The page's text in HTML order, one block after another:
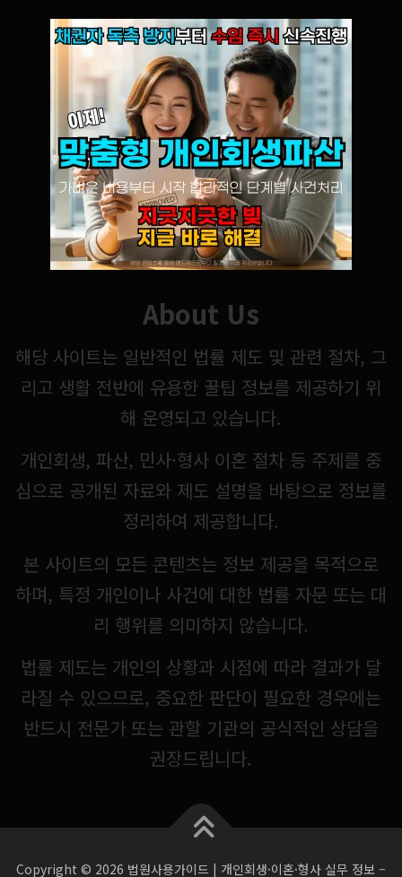
About Us
해당 사이트는 일반적인 법률 제도 및 관련 절차, 그
리고 생활 전반에 유용한 꿀팁 정보를 제공하기 위
해 운영되고 있습니다.
개인회생, 파산, 민사·형사 이혼 절차 등 주제를 중
심으로 공개된 자료와 제도 설명을 바탕으로 정보를
정리하여 제공합니다.
본 사이트의 모든 콘텐츠는 정보 제공을 목적으로
하며, 특정 개인이나 사건에 대한 법률 자문 또는 대
리 행위를 의미하지 않습니다.
법률 제도는 개인의 상황과 시점에 따라 결과가 달
라질 수 있으므로, 중요한 판단이 필요한 경우에는
반드시 전문가 또는 관할 기관의 공식적인 상담을
권장드립니다.
Copyright © 2026 법원사용가이드 | 개인회생·이혼·형사 실무 정보 –